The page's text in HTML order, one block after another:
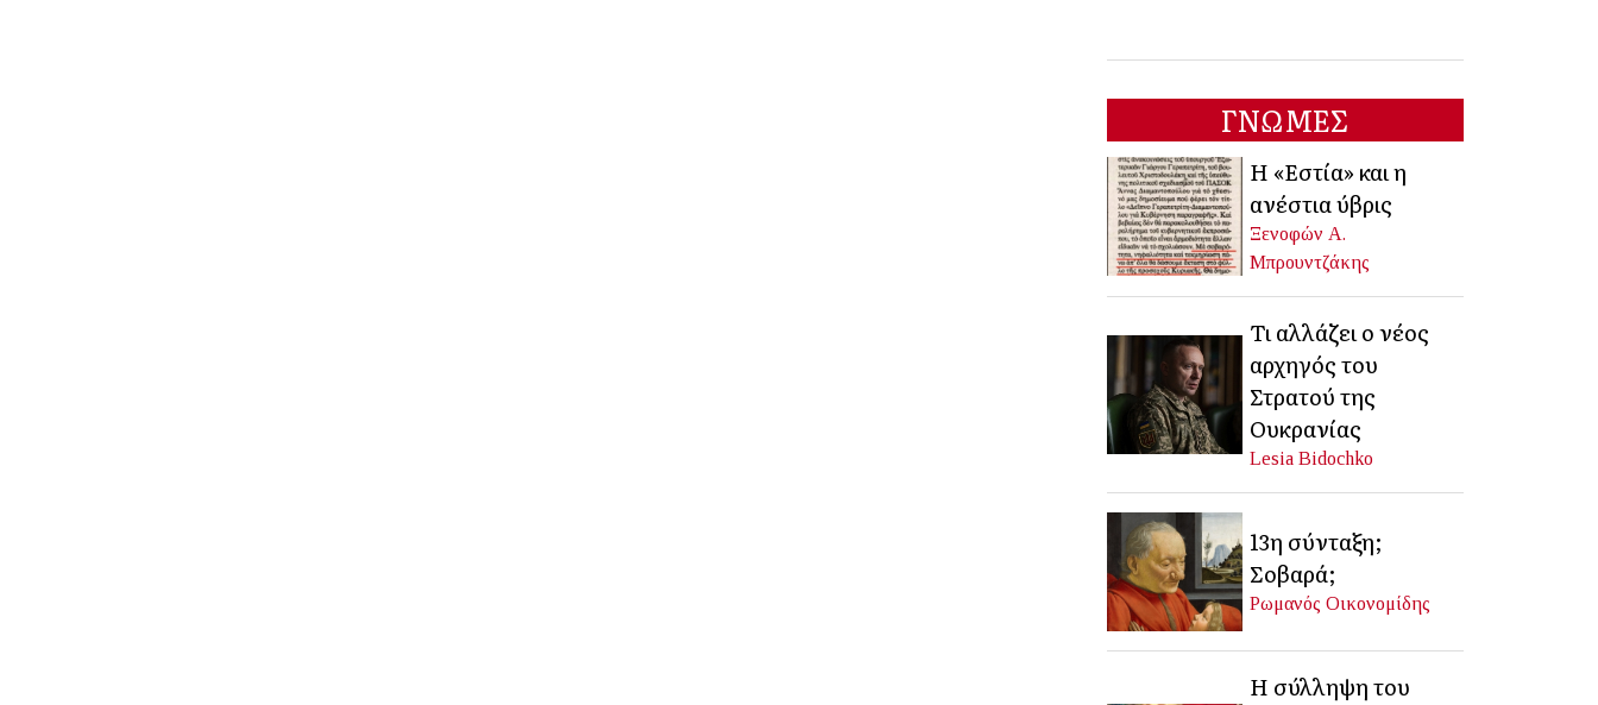
ΓΝΩΜΕΣ
Η «Εστία» και η
ανέστια ύβρις
Ξενοφών Α.
Μπρουντζάκης
Τι αλλάζει ο νέος
αρχηγός του
Στρατού της
Ουκρανίας
Lesia Bidochko
13η σύνταξη;
Σοβαρά;
Ρωμανός Οικονομίδης
Η σύλληψη του